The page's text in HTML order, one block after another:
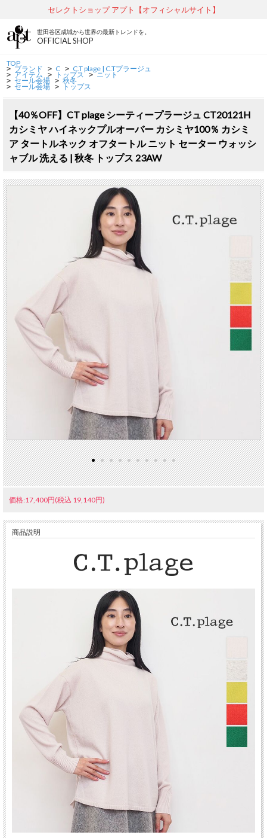
セレクトショップ アプト【オフィシャルサイト】
世田谷区成城から世界の最新トレンドを。
OFFICIAL SHOP
TOP
> ブランド > C > C.T plage | C.Tプラージュ
> アイテム > トップス > ニット
> セール会場 > 秋冬
> セール会場 > トップス
【40％OFF】CT plage シーティープラージュ CT20121H
カシミヤ ハイネックプルオーバー カシミヤ100％ カシミ
ア タートルネック オフタートル ニット セーター ウォッシ
ャブル 洗える | 秋冬 トップス 23AW
価格:17,400円(税込 19,140円)
商品説明